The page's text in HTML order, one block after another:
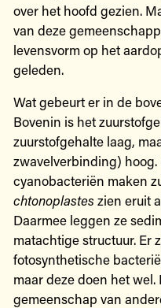
over het hoofd gezien.
van deze
levensvorm op het
geleden.
Wat gebeurt er in de
Bovenin is het
zuurstofgehalte laag,
zwavelverbinding) hoog.
cyanobacteriën maken
chtonoplastes zien eruit
Daarmee leggen ze
matachtige structuur. Er
fotosynthetische
maar deze doen het
gemeenschap van